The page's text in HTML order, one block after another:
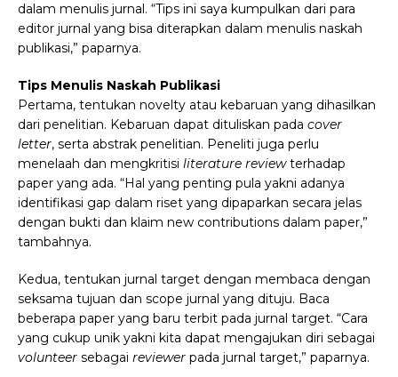
dalam menulis jurnal. “Tips ini saya kumpulkan dari para
editor jurnal yang bisa diterapkan dalam menulis naskah
publikasi,” paparnya.
Tips Menulis Naskah Publikasi
Pertama, tentukan novelty atau kebaruan yang dihasilkan
dari penelitian. Kebaruan dapat dituliskan pada cover
letter, serta abstrak penelitian. Peneliti juga perlu
menelaah dan mengkritisi literature reviewterhadap
paper yang ada. “Hal yang penting pula yakni adanya
identifikasi gap dalam riset yang dipaparkan secara jelas
dengan bukti dan klaim new contributions dalam paper,”
tambahnya.
Kedua, tentukan jurnal target dengan membaca dengan
seksama tujuan dan scope jurnal yang dituju. Baca
beberapa paper yang baru terbit pada jurnal target. “Cara
yang cukup unik yakni kita dapat mengajukan diri sebagai
volunteer sebagai reviewer pada jurnal target,” paparnya.